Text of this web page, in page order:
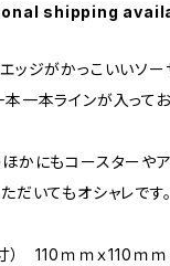
shipping
ッジがかっこいいソー
一本ラインが入って
かにもコースターや
だいてもオシャレです。
） 110ｍｍｘ110ｍ